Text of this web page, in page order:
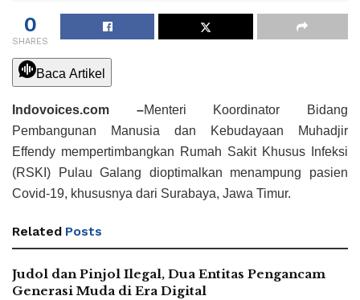
0
SHARES
Baca Artikel
Indovoices.com –Menteri Koordinator Bidang
Pembangunan Manusia dan Kebudayaan Muhadjir
Effendy mempertimbangkan Rumah Sakit Khusus Infeksi
(RSKI) Pulau Galang dioptimalkan menampung pasien
Covid-19, khususnya dari Surabaya, Jawa Timur.
Related Posts
Judol dan Pinjol Ilegal, Dua Entitas Pengancam
Generasi Muda di Era Digital